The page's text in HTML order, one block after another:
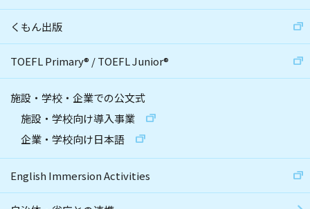
くもん出版
TOEFL Primary® /TOEFL Junior®
施設・学校・企業での公文式
施設・学校向け導入事業
企業・学校向け日本語
English Immersion Activities